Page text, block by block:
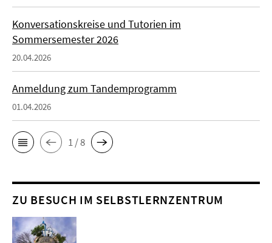
Konversationskreise und Tutorien im
Sommersemester 2026
20.04.2026
Anmeldung zum Tandemprogramm
01.04.2026
1 / 8
ZU BESUCH IM SELBSTLERNZENTRUM